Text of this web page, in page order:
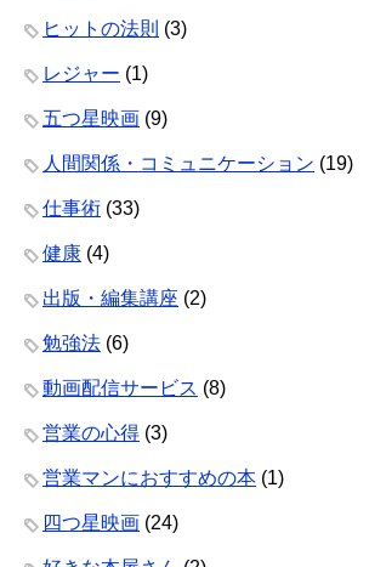
ヒットの法則 (3)
レジャー (1)
五つ星映画 (9)
人間関係・コミュニケーション (19)
仕事術 (33)
健康 (4)
出版・編集講座 (2)
勉強法 (6)
動画配信サービス (8)
営業の心得 (3)
営業マンにおすすめの本 (1)
四つ星映画 (24)